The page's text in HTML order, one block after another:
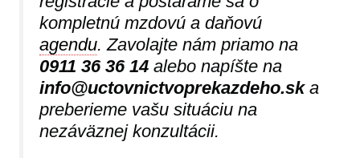
kompletnú mzdovú a daňovú
agendu. Zavolajte nám priamo na
0911 36 36 14 alebo napíšte na
info@uctovnictvoprekazdeho.ska
preberieme vašu situáciu na
nezáväznej konzultácii.